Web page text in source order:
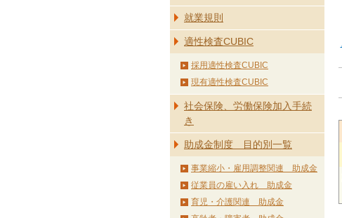
就業規則
適性検査CUBIC
採用適性検査CUBIC
現有適性検査CUBIC
社会保険、労働保険加入手続
き
助成金制度 目的別一覧
事業縮小・雇用調整関連 助成金
従業員の雇い入れ 助成金
育児・介護関連 助成金